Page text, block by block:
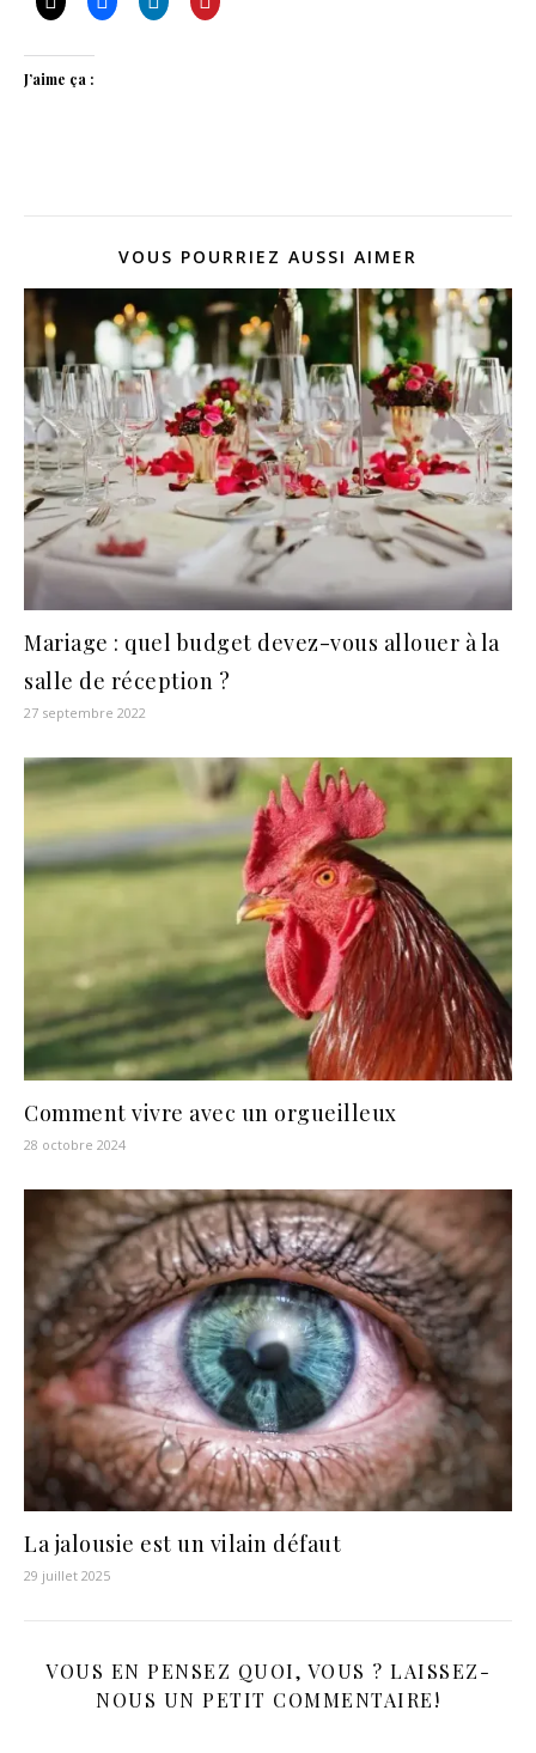
J’aime ça :
VOUS POURRIEZ AUSSI AIMER
Mariage : quel budget devez-vous allouer à la
salle de réception ?
27 septembre 2022
Comment vivre avec un orgueilleux
28 octobre 2024
La jalousie est un vilain défaut
29 juillet 2025
VOUS EN PENSEZ QUOI, VOUS ? LAISSEZ-
NOUS UN PETIT COMMENTAIRE!